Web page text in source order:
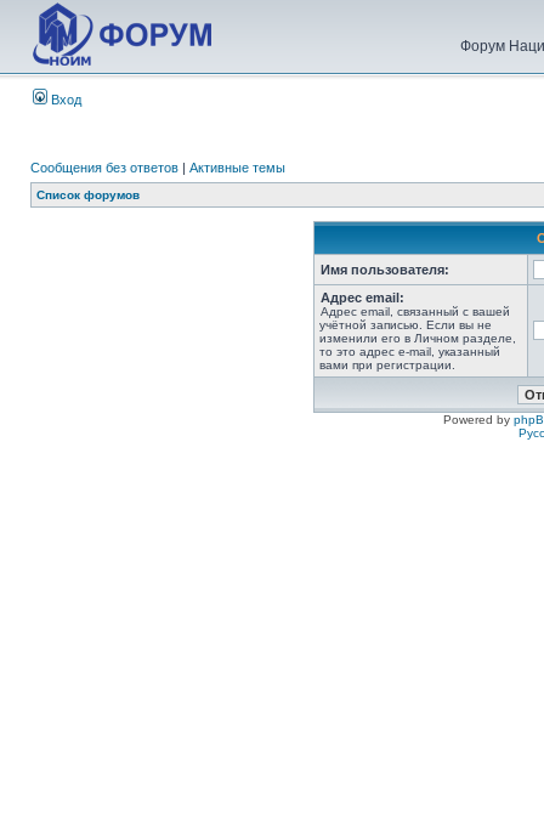
Форум
Вход
Сообщения без ответов | Активные темы
Список форумов
Имя пользователя:
Адрес email:
Адрес email, связанный с вашей
учётной записью. Если вы не
изменили его в Личном разделе,
то это адрес e-mail, указанный
вами при регистрации.
Powered by